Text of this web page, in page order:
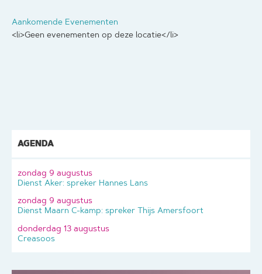
Aankomende Evenementen
<li>Geen evenementen op deze locatie</li>
AGENDA
zondag 9 augustus
Dienst Aker: spreker Hannes Lans
zondag 9 augustus
Dienst Maarn C-kamp: spreker Thijs Amersfoort
donderdag 13 augustus
Creasoos